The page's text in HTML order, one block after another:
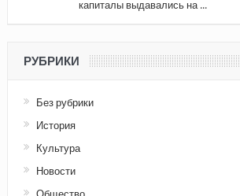
капиталы выдавались на ...
РУБРИКИ
Без рубрики
История
Культура
Новости